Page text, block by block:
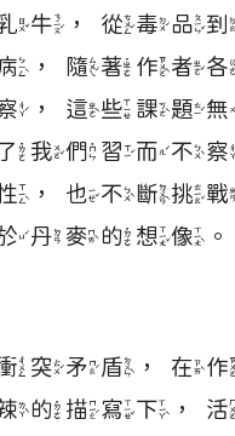
牛，從毒品
，隨著作者
，這些課題
我們習而不
，也不斷挑
丹麥的想像。
突矛盾，在
的描寫下，